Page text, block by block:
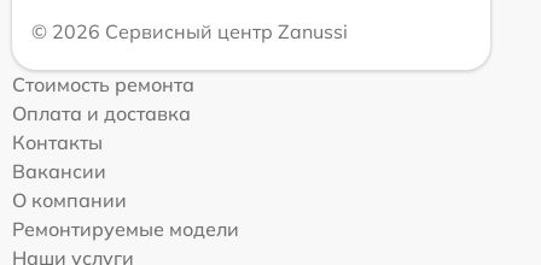
© 2026 Сервисный центр Zanussi
Стоимость ремонта
Оплата и доставка
Контакты
Вакансии
О компании
Ремонтируемые модели
Наши услуги